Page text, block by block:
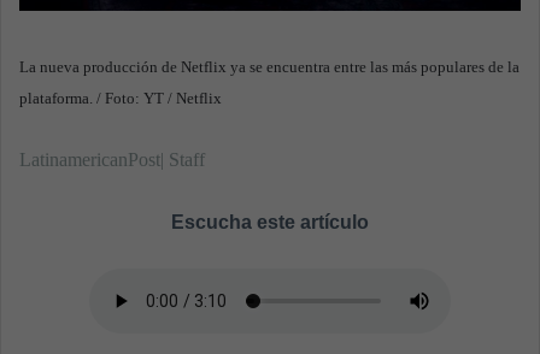
La nueva producción de Netflix ya se encuentra entre las más populares de la
plataforma. / Foto: YT / Netflix
LatinamericanPost| Staff
Escucha este artículo